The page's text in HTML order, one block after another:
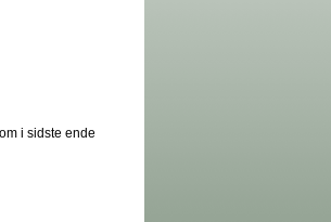
i sidste ende